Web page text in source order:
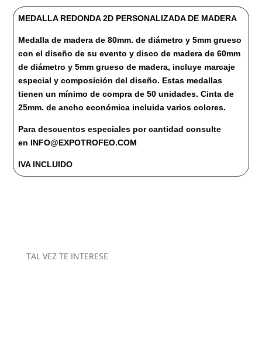
MADERA
cantidad
MEDALLA REDONDA 2D PERSONALIZADA DE MADERA
Medalla de madera de 80mm. de diámetro y 5mm grueso
con el diseño de su evento y disco de madera de 60mm
de diámetro y 5mm grueso de madera, incluye marcaje
especial y composición del diseño. Estas medallas
tienen un mínimo de compra de 50 unidades. Cinta de
25mm. de ancho económica incluida varios colores.
Para descuentos especiales por cantidad consulte
en INFO@EXPOTROFEO.COM
IVA INCLUIDO
TAL VEZ TE INTERESE